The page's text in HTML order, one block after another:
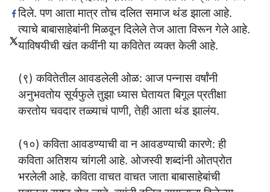
दिले. पण आता मात्र तोच दलित समाज थंड झाला आहे.
त्याचे बाबासाहेबांनी मिळवून दिलेले तेज आता विरून गेले आहे.
याविषयीची खंत कवींनी या कवितेत व्यक्त केली आहे.
(९) कवितेतील आवडलेली ओळ: आज पन्नास वर्षांनी
अनुभवतोय सूर्यफुले तुझा ध्यास घेतायत बिगूल प्रतीक्षा
करतोय चवदार तळ्याचं पाणी, तेही आता थंड झालंय.
(१०) कविता आवडण्याची वा न आवडण्याची कारणे: ही
कविता अतिशय चांगली आहे. ओजस्वी शब्दांनी ओतप्रोत
भरलेली आहे. कविता वाचत वाचत जाता बाबासाहेबांची